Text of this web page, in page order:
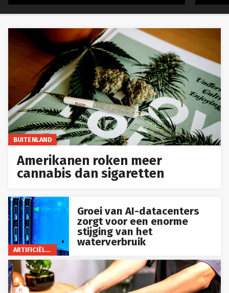
BUITENLAND
Amerikanen roken meer
cannabis dan sigaretten
ARTIFICIËLE INTELLIGENTIE
Groei van AI-datacenters
zorgt voor een enorme
stijging van het
waterverbruik